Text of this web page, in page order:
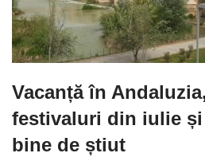
Vacanță în
festivaluri din iulie
bine de știut